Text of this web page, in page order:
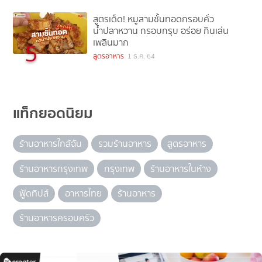
5
สูตรเด็ด! หมูสามชั้นทอดกรอบคั่ว
น้ำปลาหวาน กรอบกรุบ อร่อย กินเล่น
เพลินมาก
สูตรอาหาร 1 ธ.ค. 64
แท็กยอดนิยม
ร้านอาหารใกล้ฉัน รวมร้านอาหาร
สูตรอาหาร
ร้านอาหารกรุงเทพ
กรุงเทพ
ร้านอาหารในห้าง
ฟู้ดทิปส์
อาหารไทย
ร้านอาหาร
ร้านอาหารครอบครัว